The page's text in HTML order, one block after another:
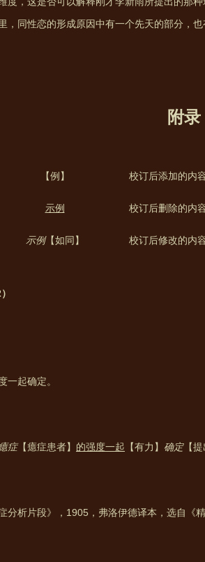
，同性恋的形成原因中有一个先天的部分，
附
【例】 校订后添加的内
示例 校订后删除的内
示例【如同】 校订后修改的内
）
一起确定。
癔症【癔症患者】 的强度一起 【有力】 确定【提
分析片段》， 1905 ，弗洛伊德译本，选自《